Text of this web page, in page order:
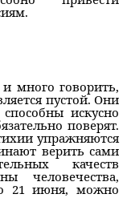
много говорить,
пустой. Они
искусно
поверят.
упражняются
верить сами
качеств
человечества,
21 июня, можно